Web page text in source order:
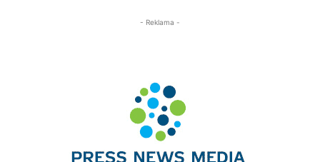
- Reklama -